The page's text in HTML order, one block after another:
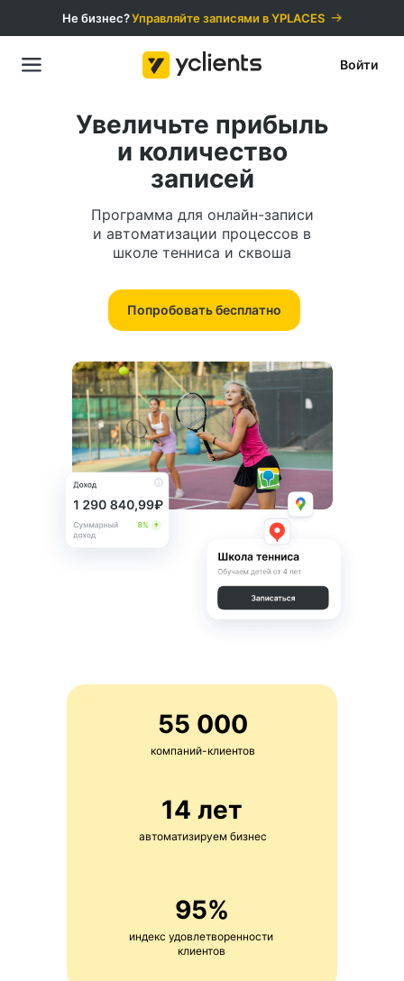
Управляйте записями в YPLACES️
Не бизнес?
Войти
Увеличьте прибыль
и количество
записей
Попробовать бесплатно
Программа для онлайн-записи
и автоматизации процессов в
школе тенниса и сквоша
55 000
компаний-клиентов
14 лет
автоматизируем бизнес
95%
индекс удовлетворенности
клиентов